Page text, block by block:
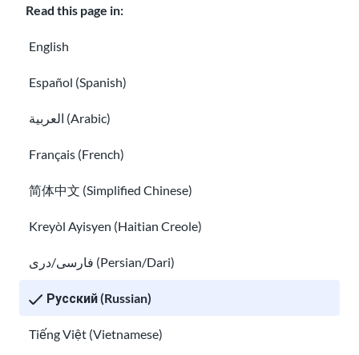
Read this page in:
English
Español (Spanish)
العربية (Arabic)
Français (French)
简体中文 (Simplified Chinese)
Kreyòl Ayisyen (Haitian Creole)
فارسی/دری (Persian/Dari)
Русский (Russian)
Tiếng Việt (Vietnamese)
Соединенных Штатах
Как найти работу в США
Как найти работу в США